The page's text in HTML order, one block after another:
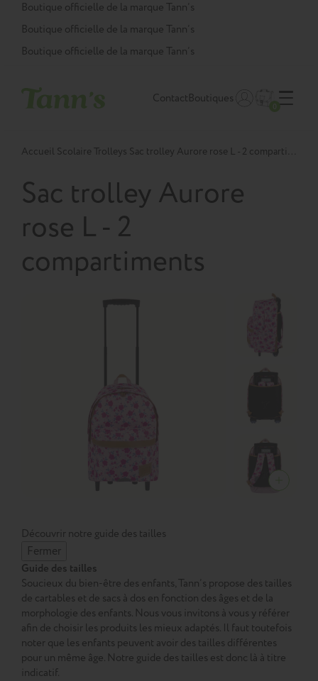
Panneau de gestion des cookies
Boutique officielle de la marque Tann’s
Boutique officielle de la marque Tann’s
Boutique officielle de la marque Tann’s
ContactBoutiques
Accueil Scolaire Trolleys Sac trolley Aurore rose L - 2 compartiments
Sac trolley Aurore
rose L - 2
compartiments
Découvrir notre guide des tailles
Fermer
Guide des tailles
Soucieux du bien-être des enfants, Tann’s propose des tailles
de cartables et de sacs à dos en fonction des âges et de la
morphologie des enfants. Nous vous invitons à vous y référer
afin de choisir les produits les mieux adaptés. Il faut toutefois
noter que les enfants peuvent avoir des tailles différentes
pour un même âge. Notre guide des tailles est donc là à titre
indicatif.